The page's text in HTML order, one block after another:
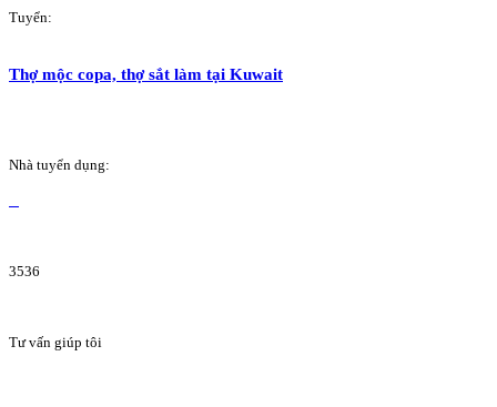
Tuyển:
Thợ mộc copa, thợ sắt làm tại Kuwait
Nhà tuyển dụng:
3536
Tư vấn giúp tôi